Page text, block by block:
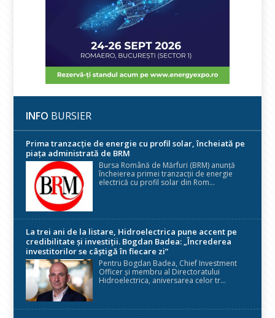
INFO BURSIER
Prima tranzacție de energie cu profil solar, încheiată pe
piața administrată de BRM
Bursa Română de Mărfuri (BRM) anunță
încheierea primei tranzacții de energie
electrică cu profil solar din Rom...
La trei ani de la listare, Hidroelectrica pune accent pe
credibilitate și investiții. Bogdan Badea: „Încrederea
investitorilor se câștigă în fiecare zi”
Pentru Bogdan Badea, Chief Investment
Officer și membru al Directoratului
Hidroelectrica, aniversarea celor tr...